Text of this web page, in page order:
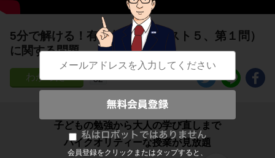
会員登録をクリックまたはタップすると、
5分で解ける！有機化合物（テスト５、第１問）
に関する問題
82
子どもの勉強から大人の学び直しまで
ハイクオリティーな授業が見放題